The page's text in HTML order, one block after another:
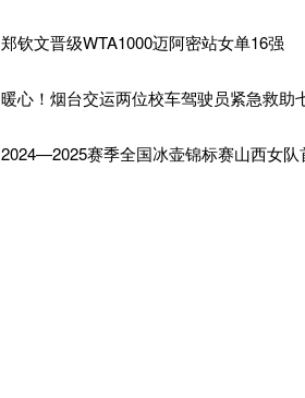
郑钦文晋级WTA1000迈阿密站女单16强
暖心！烟台交运两位校车驾驶员紧急救助
2024—2025赛季全国冰壶锦标赛山西女队